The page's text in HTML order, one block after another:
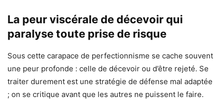
La peur viscérale de décevoir qui
paralyse toute prise de risque
Sous cette carapace de perfectionnisme se cache souvent
une peur profonde : celle de décevoir ou d’être rejeté. Se
traiter durement est une stratégie de défense mal adaptée
; on se critique avant que les autres ne puissent le faire.